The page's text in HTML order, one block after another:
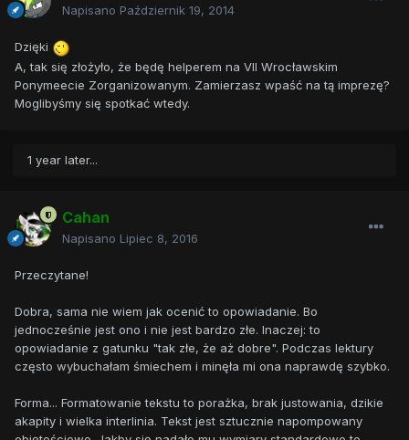
Napisano Październik 19, 2014
Dzięki
A, tak się złożyło, że będę helperem na VII Wrocławskim
Ponymeecie Zorganizowanym. Zamierzasz wpaść na tą imprezę?
Moglibyśmy się spotkać wtedy.
1 year later...
Cahan
Napisano Lipiec 8, 2016
Przeczytane!
Dobra, sama nie wiem jak ocenić to opowiadanie. Bo
jednocześnie jest ono i nie jest bardzo złe. Inaczej: to
opowiadanie z gatunku "tak złe, że aż dobre". Podczas lektury
często wybuchałam śmiechem i minęła mi ona naprawdę szybko.
Forma... Formatowanie tekstu to porażka, brak justowania, dzikie
akapity i wielka interlinia. Tekst jest sztucznie napompowany